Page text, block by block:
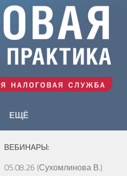
ЕЩЁ
ВЕБИНАРЫ:
05.08.26 (Сухомлинова В.)